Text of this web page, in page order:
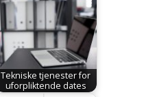
Tekniske tjenester for
uforpliktende dates